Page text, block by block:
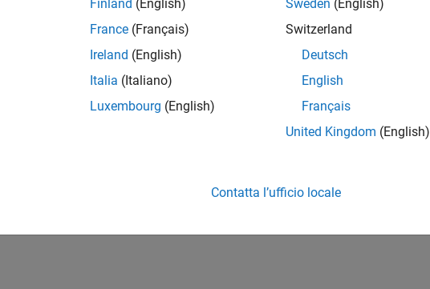
MATLAB Mini Hack...
11 Nov 2021
Finland (English)
France (Français)
Ireland (English)
Italia (Italiano)
Luxembourg (English)
Sweden (English)
Switzerland
Deutsch
English
Français
United Kingdom (English)
Contatta l’ufficio locale